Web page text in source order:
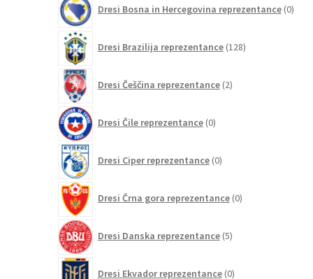
Dresi Bosna in Hercegovina reprezentance 0
Dresi Brazilija reprezentance 128izdelkov
Dresi Češčina reprezentance 2izdelka
Dresi Čile reprezentance 0izdelkov
Dresi Ciper reprezentance 0izdelkov
Dresi Črna gora reprezentance 0izdelkov
Dresi Danska reprezentance 5izdelkov
Dresi Ekvador reprezentance 0